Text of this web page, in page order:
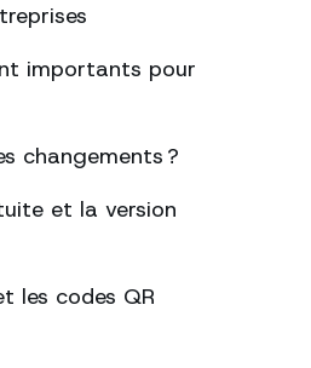
importants pour
changements ?
et la version
les codes QR